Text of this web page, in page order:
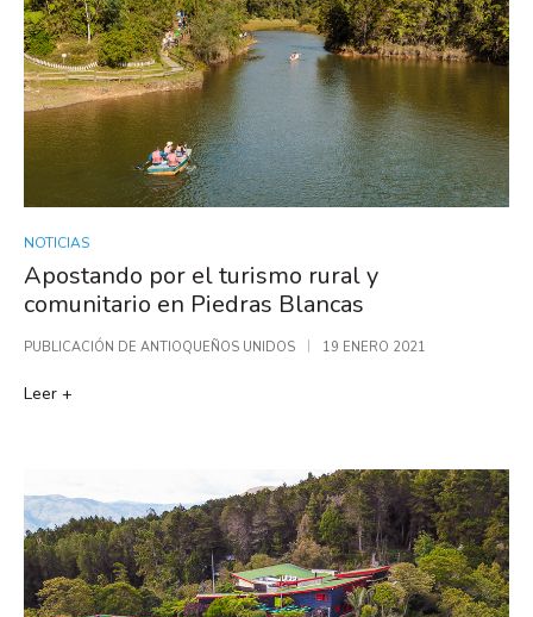
NOTICIAS
Apostando por el turismo rural y
comunitario en Piedras Blancas
PUBLICACIÓN DE ANTIOQUEÑOS UNIDOS 19 ENERO 2021
Leer +